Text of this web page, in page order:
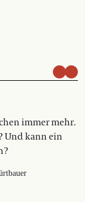
immer mehr.
Und kann ein